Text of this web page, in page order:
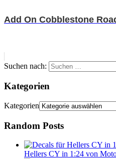
Add On Cobblestone
Suchen nach:
Kategorien
Kategorien
Random Posts
Hellers CY in 1:24 von